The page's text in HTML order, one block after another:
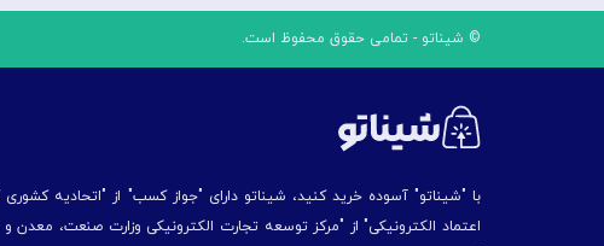
© شیناتو - تمامی حقوق محفوظ است.
با "شیناتو" آسوده خرید کنید، شیناتو دارای "جواز کسب" از "اتحادیه
اعتماد الکترونیکی" از "مركز توسعه تجارت الكترونیكی وزارت صنعت،